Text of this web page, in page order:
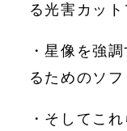
る光害カッ
・星像を強
るためのソ
・そしてこ